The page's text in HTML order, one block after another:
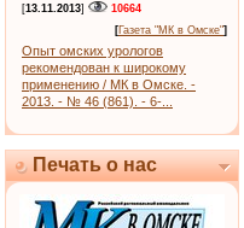
[13.11.2013]
10664
[Газета "МК в Омске"]
Опыт омских урологов
рекомендован к широкому
применению / МК в Омске. -
2013. - № 46 (861). - 6-...
Печать о нас